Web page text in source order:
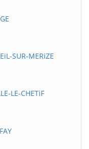
SUR-MERiZE
LE-CHETiF